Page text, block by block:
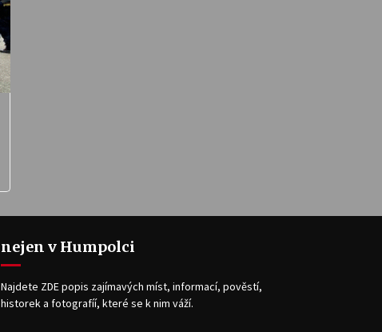
nejen v Humpolci
Najdete ZDE popis zajímavých míst, informací, pověstí,
historek a fotografíí, které se k nim váží.